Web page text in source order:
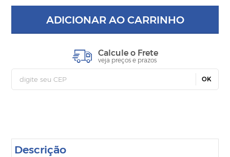
ADICIONAR AO CARRINHO
Calcule o Frete
veja preços e prazos
OK
Descrição